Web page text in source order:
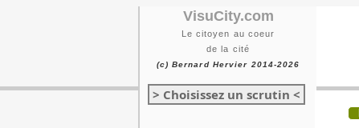
VisuCity.com
Le citoyen au coeur
de la cité
(c) Bernard Hervier 2014-2026
> Choisissez un scrutin <